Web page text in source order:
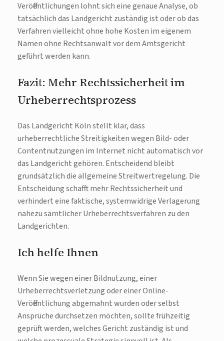
Veröffentlichungen lohnt sich eine genaue Analyse, ob
tatsächlich das Landgericht zuständig ist oder ob das
Verfahren vielleicht ohne hohe Kosten im eigenem
Namen ohne Rechtsanwalt vor dem Amtsgericht
geführt werden kann.
Fazit: Mehr Rechtssicherheit im
Urheberrechtsprozess
Das Landgericht Köln stellt klar, dass
urheberrechtliche Streitigkeiten wegen Bild- oder
Contentnutzungen im Internet nicht automatisch vor
das Landgericht gehören. Entscheidend bleibt
grundsätzlich die allgemeine Streitwertregelung. Die
Entscheidung schafft mehr Rechtssicherheit und
verhindert eine faktische, systemwidrige Verlagerung
nahezu sämtlicher Urheberrechtsverfahren zu den
Landgerichten.
Ich helfe Ihnen
Wenn Sie wegen einer Bildnutzung, einer
Urheberrechtsverletzung oder einer Online-
Veröffentlichung abgemahnt wurden oder selbst
Ansprüche durchsetzen möchten, sollte frühzeitig
geprüft werden, welches Gericht zuständig ist und